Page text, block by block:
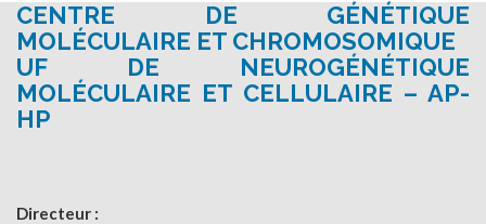
CENTRE DE GÉNÉTIQUE
MOLÉCULAIRE ET CHROMOSOMIQUE
UF DE NEUROGÉNÉTIQUE
MOLÉCULAIRE ET CELLULAIRE – AP-
HP
Directeur :